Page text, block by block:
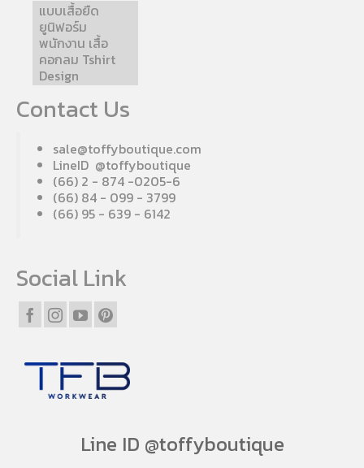
แบบเสื้อยืด
ยูนิฟอร์ม
พนักงาน เสื้อ
คอกลม Tshirt
Design
Contact Us
sale@toffyboutique.com
LineID @toffyboutique
(66) 2 - 874 -0205-6
(66) 84 - 099 - 3799
(66) 95 - 639 - 6142
Social Link
Line ID @toffyboutique